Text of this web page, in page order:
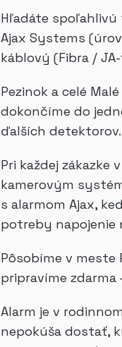
Hľadáte spoľahlivú
Ajax Systems
káblový (Fibra /
Pezinok a celé
dokončíme do
ďalších detektorov.
Pri každej zákazke
kamerovým
s alarmom Ajax,
potreby napojenie
Pôsobíme v meste
pripravíme
Alarm je v
nepokúša dostať,